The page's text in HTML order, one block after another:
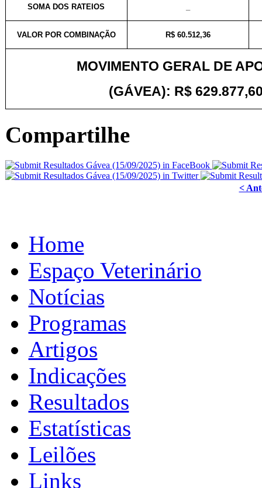
SOMA DOS RATEIOS
VALOR POR COMBINAÇÃO R$ 60.512,36
MOVIMENTO GERAL DE
(GÁVEA): R$
Compartilhe
<
Home
Espaço Veterinário
Notícias
Programas
Artigos
Indicações
Resultados
Estatísticas
Leilões
Links